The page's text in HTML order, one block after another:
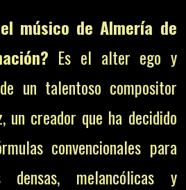
músico de Almería de
Es el alter ego y
un talentoso compositor
un creador que ha decidido
convencionales para
densas, melancólicas y